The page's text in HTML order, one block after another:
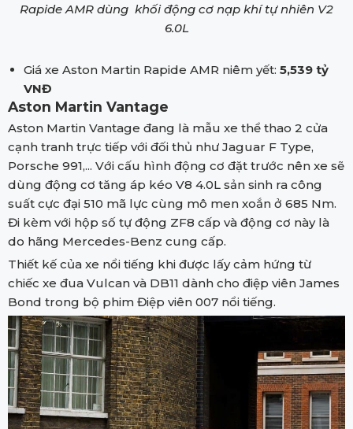
Rapide AMR dùng khối động cơ nạp khí tự nhiên V2
6.0L
Giá xe Aston Martin Rapide AMR niêm yết: 5,539 tỷ
VNĐ
Aston Martin Vantage
Aston Martin Vantage đang là mẫu xe thể thao 2 cửa
cạnh tranh trực tiếp với đối thủ như Jaguar F Type,
Porsche 991,... Với cấu hình động cơ đặt trước nên xe sẽ
dùng động cơ tăng áp kéo V8 4.0L sản sinh ra công
suất cực đại 510 mã lực cùng mô men xoắn ở 685 Nm.
Đi kèm với hộp số tự động ZF8 cấp và động cơ này là
do hãng Mercedes-Benz cung cấp.
Thiết kế của xe nổi tiếng khi được lấy cảm hứng từ
chiếc xe đua Vulcan và DB11 dành cho điệp viên James
Bond trong bộ phim Điệp viên 007 nổi tiếng.